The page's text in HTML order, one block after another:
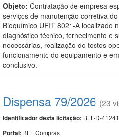
Objeto: Contratação de empresa
serviços de manutenção corretiva
Bioquímico URIT 8021-A localizado
diagnóstico técnico, fornecimento e
necessárias, realização de testes
funcionamento do equipamento e
conclusivo.
Dispensa 79/2026 (23
Identificador desta licitação: BLL-D-
Portal: BLL Compras